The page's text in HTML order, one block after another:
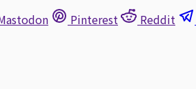
Pinterest Reddit